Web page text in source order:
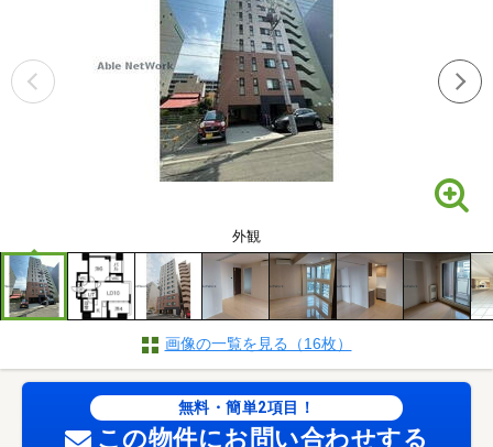
外観
画像の一覧を見る（16枚）
無料・簡単2項目！
この物件にお問い合わせする